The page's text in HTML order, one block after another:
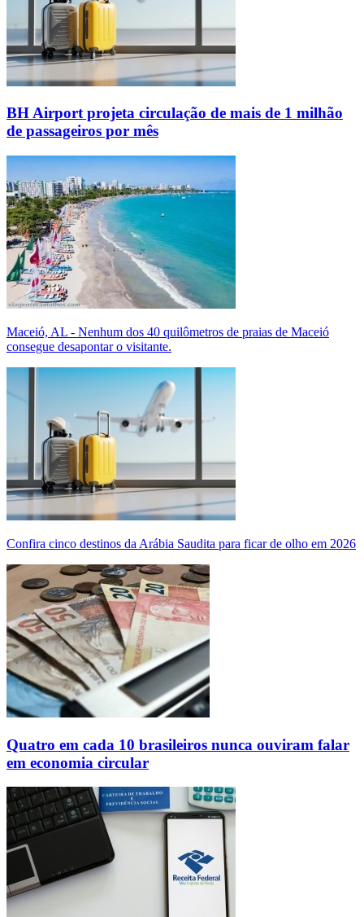
BH Airport projeta circulação de mais de 1 milhão
de passageiros por mês
Maceió, AL - Nenhum dos 40 quilômetros de praias de Maceió
consegue desapontar o visitante.
Confira cinco destinos da Arábia Saudita para ficar de olho em 2026
Quatro em cada 10 brasileiros nunca ouviram falar
em economia circular